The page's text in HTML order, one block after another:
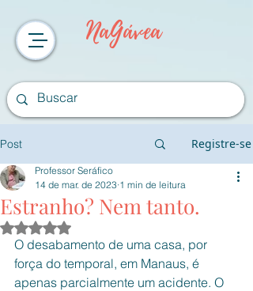
NaGávea
Post Registre-se
Estranho? Nem tanto.
Professor Seráfico
14 de mar. de 2023 1 min de leitura
Avaliado com NaN de 5 estrelas.
O desabamento de uma casa, por
força do temporal, em Manaus, é
apenas parcialmente um acidente. O